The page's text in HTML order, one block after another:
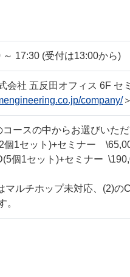
17:30 (受付は13:00から)
会社 五反田オフィス 6F セ
company/＞
ースの中からお選びいた
1セット)+セミナー
個1セット)+セミナー
マルチホップ未対応、(2)
。